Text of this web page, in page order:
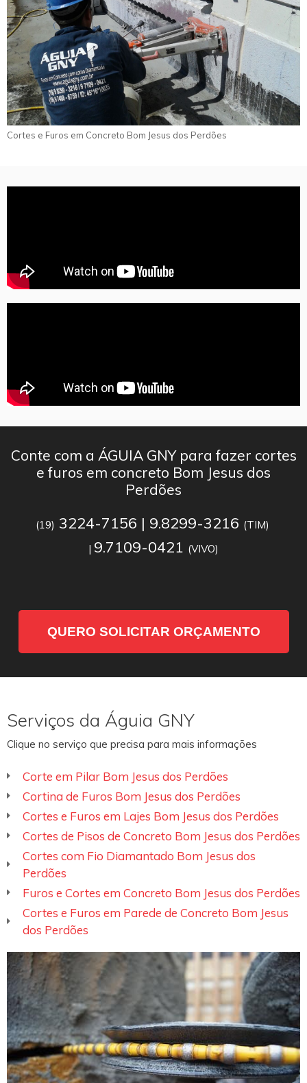
Cortes e Furos em Concreto Bom Jesus dos Perdões
Conte com a ÁGUIA GNY para fazer cortes
e furos em concreto Bom Jesus dos
Perdões
(19) 3224-7156 | 9.8299-3216 (TIM)
| 9.7109-0421 (VIVO)
QUERO SOLICITAR ORÇAMENTO
Serviços da Águia GNY
Clique no serviço que precisa para mais informações
Corte em Pilar Bom Jesus dos Perdões
Cortina de Furos Bom Jesus dos Perdões
Cortes e Furos em Lajes Bom Jesus dos Perdões
Cortes de Pisos de Concreto Bom Jesus dos Perdões
Cortes com Fio Diamantado Bom Jesus dos
Perdões
Furos e Cortes em Concreto Bom Jesus dos Perdões
Cortes e Furos em Parede de Concreto Bom Jesus
dos Perdões